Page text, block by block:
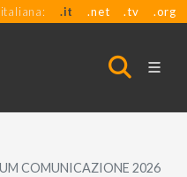
.it .net .tv .org
COMUNICAZIONE 2026